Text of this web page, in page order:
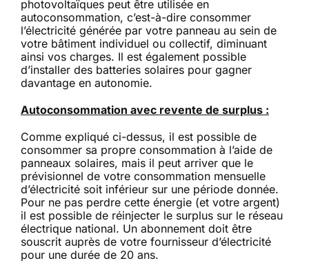
photovoltaïques peut être utilisée en
autoconsommation, c’est-à-dire consommer
l’électricité générée par votre panneau au sein de
votre bâtiment individuel ou collectif, diminuant
ainsi vos charges. Il est également possible
d’installer des batteries solaires pour gagner
davantage en autonomie.
Autoconsommation avec revente de surplus :
Comme expliqué ci-dessus, il est possible de
consommer sa propre consommation à l’aide de
panneaux solaires, mais il peut arriver que le
prévisionnel de votre consommation mensuelle
d’électricité soit inférieur sur une période donnée.
Pour ne pas perdre cette énergie (et votre argent)
il est possible de réinjecter le surplus sur le réseau
électrique national. Un abonnement doit être
souscrit auprès de votre fournisseur d’électricité
pour une durée de 20 ans.